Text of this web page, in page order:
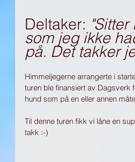
Deltaker:
som jeg ikke
på. Det takker
Himmeljegerne arrangerte i
turen ble finansiert av Dagsverk
hund som på en eller annen
Til denne turen fikk vi låne en
takk :-)